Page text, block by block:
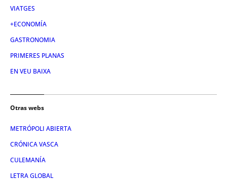
VIATGES
+ECONOMÍA
GASTRONOMIA
PRIMERES PLANAS
EN VEU BAIXA
Otras webs
METRÓPOLI ABIERTA
CRÓNICA VASCA
CULEMANÍA
LETRA GLOBAL